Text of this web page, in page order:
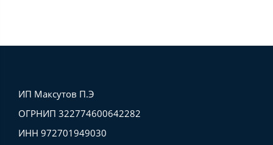
ИП Максутов П.Э
ОГРНИП 322774600642282
ИНН 972701949030